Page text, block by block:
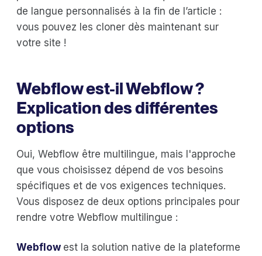
de langue personnalisés à la fin de l’article :
vous pouvez les cloner dès maintenant sur
votre site !
Webflow est-il Webflow ?
Explication des différentes
options
Oui, Webflow être multilingue, mais l'approche
que vous choisissez dépend de vos besoins
spécifiques et de vos exigences techniques.
Vous disposez de deux options principales pour
rendre votre Webflow multilingue :
Webflow est la solution native de la plateforme